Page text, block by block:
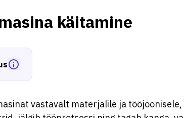
käitamine
vastavalt materjalile ja tööjoonisele,